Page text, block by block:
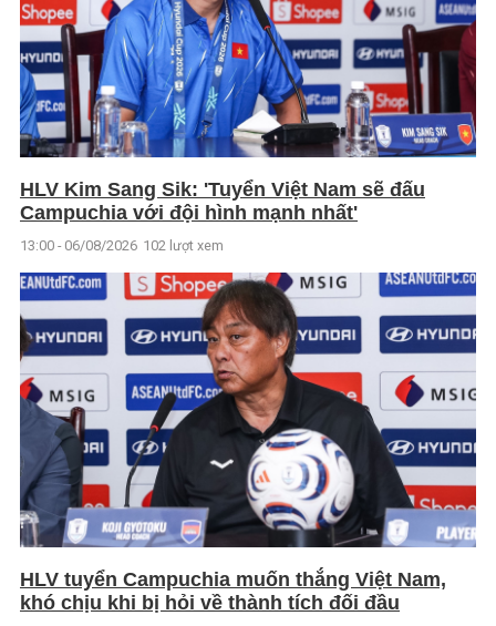
HLV Kim Sang Sik: 'Tuyển Việt Nam sẽ đấu
Campuchia với đội hình mạnh nhất'
13:00 - 06/08/2026 102 lượt xem
HLV tuyển Campuchia muốn thắng Việt Nam,
khó chịu khi bị hỏi về thành tích đối đầu